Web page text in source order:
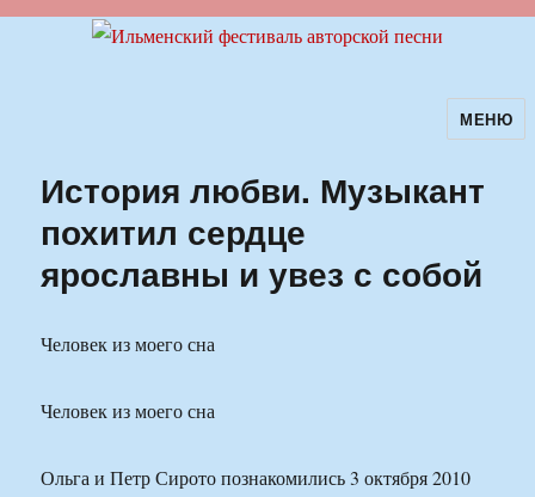
Ильменский фестиваль авторскойМЕНЮ
История любви. Музыкант
похитил сердце
ярославны и увез с собой
Человек из моего сна
Человек из моего сна
Ольга и Петр Сирото познакомились 3 октября 2010